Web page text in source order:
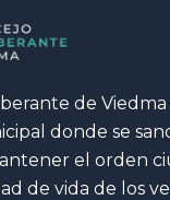
de
donde se
el orden
de vida de los